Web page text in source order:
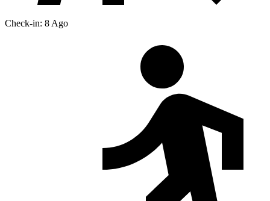
Check-in: 8 Ago